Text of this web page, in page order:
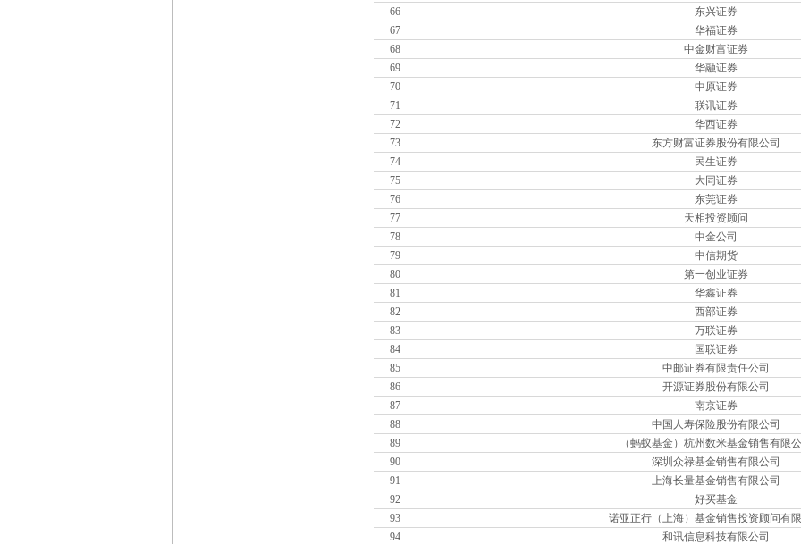
66
东兴证券
67
华福证券
68
中金财富证券
69
华融证券
70
中原证券
71
联讯证券
72
华西证券
73
东方财富证券股份有限公司
74
民生证券
75
大同证券
76
东莞证券
77
天相投资顾问
78
中金公司
79
中信期货
80
第一创业证券
81
华鑫证券
82
西部证券
83
万联证券
84
国联证券
85
中邮证券有限责任公司
86
开源证券股份有限公司
87
南京证券
88
中国人寿保险股份有限公司
89
（蚂蚁基金）杭州数米基金销售有限
90
深圳众禄基金销售有限公司
91
上海长量基金销售有限公司
92
好买基金
93
诺亚正行（上海）基金销售投资顾问有
94
和讯信息科技有限公司